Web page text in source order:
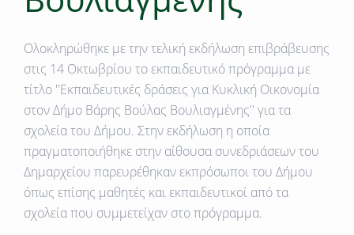
Ολοκληρώθηκε με την τελική εκδήλωση επιβράβευσης
στις 14 Οκτωβρίου το εκπαιδευτικό πρόγραμμα με
τίτλο ''Εκπαιδευτικές δράσεις για Κυκλική Οικονομία
στον Δήμο Βάρης Βούλας Βουλιαγμένης'' για τα
σχολεία του Δήμου. Στην εκδήλωση η οποία
πραγματοποιήθηκε στην αίθουσα συνεδριάσεων του
Δημαρχείου παρευρέθηκαν εκπρόσωποι του Δήμου
όπως επίσης μαθητές και εκπαιδευτικοί από τα
σχολεία που συμμετείχαν στο πρόγραμμα.